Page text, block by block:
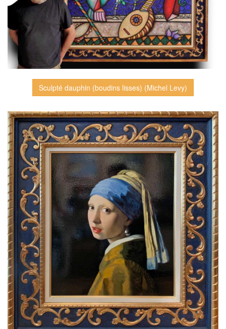
Sculpté dauphin (boudins lisses) (Michel Levy)